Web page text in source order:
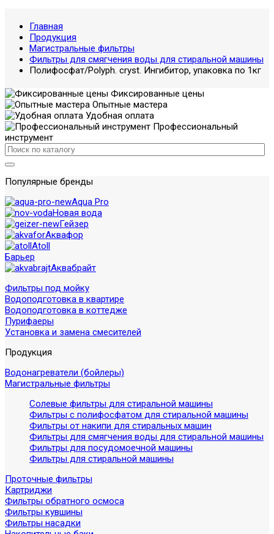
Главная
Продукция
Магистральные фильтры
Фильтры для смягчения воды для стиральной машины
Полифосфат/Polyph. cryst. Ингибитор, упаковка по 1кг
Фиксированные цены
Опытные мастера
Удобная оплата
Профессиональный
инструмент
Популярные бренды
Aqua Pro
Новая вода
Гейзер
Аквафор
Atoll
Барьер
Аквабрайт
Фильтры под мойку
Водоподготовка в квартире
Водоподготовка в коттедже
Пурифаеры
Установка и замена смесителей
Продукция
Водонагреватели (бойлеры)
Магистральные фильтры
Солевые фильтры для стиральной машины
Фильтры с полифосфатом для стиральной машины
Фильтры от накипи для стиральных машин
Фильтры для смягчения воды для стиральной машины
Фильтры для посудомоечной машины
Фильтры для стиральной машины
Проточные фильтры
Картриджи
Фильтры обратного осмоса
Фильтры кувшины
Фильтры насадки